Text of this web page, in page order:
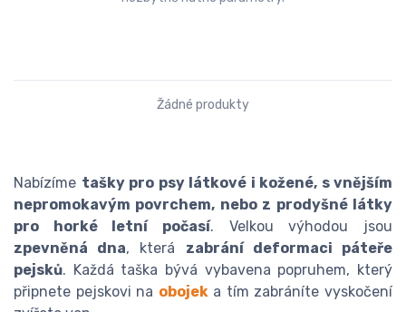
Žádné produkty
Nabízíme tašky pro psy látkové i kožené, s vnějším
nepromokavým povrchem, nebo z prodyšné látky
pro horké letní počasí. Velkou výhodou jsou
zpevněná dna, která zabrání deformaci páteře
pejsků. Každá taška bývá vybavena popruhem, který
připnete pejskovi na obojeka tím zabráníte vyskočení